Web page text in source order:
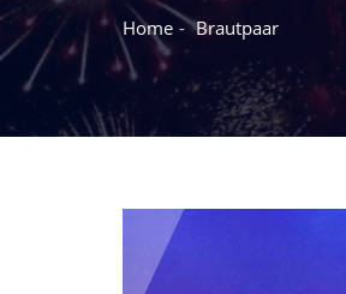
Home Brautpaar